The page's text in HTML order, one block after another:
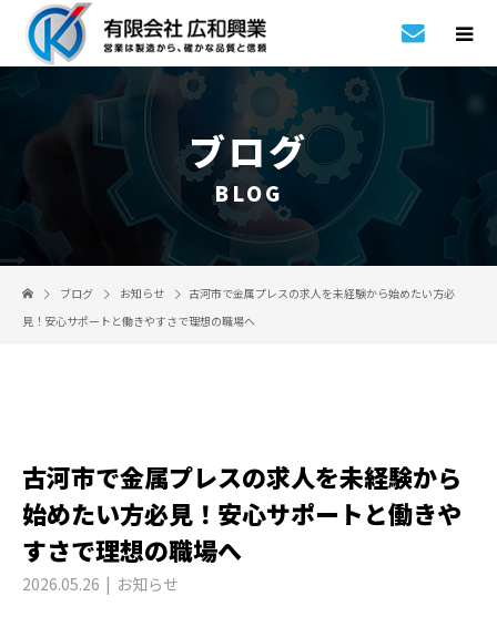
ブログ
BLOG
ブログ お知らせ
古河市で金属プレスの求人を未経験から始めたい方必
見！安心サポートと働きやすさで理想の職場へ
古河市で金属プレスの求人を未経験から
始めたい方必見！安心サポートと働きや
すさで理想の職場へ
2026.05.26 お知らせ